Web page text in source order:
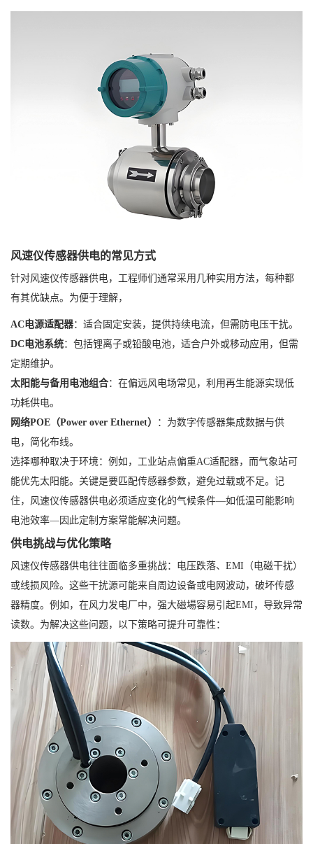
风速仪传感器供电的常见方式
针对风速仪传感器供电，工程师们通常采用几种实用方法，每种都
有其优缺点。为便于理解，
AC电源适配器：适合固定安装，提供持续电流，但需防电压干扰。
DC电池系统：包括锂离子或铅酸电池，适合户外或移动应用，但需
定期维护。
太阳能与备用电池组合：在偏远风电场常见，利用再生能源实现低
功耗供电。
网络POE（Power over Ethernet）
：为数字传感器集成数据与供
电，简化布线。
选择哪种取决于环境：例如，工业站点偏重AC适配器，而气象站可
能优先太阳能。关键是要匹配传感器参数，避免过载或不足。记
住，风速仪传感器供电必须适应变化的气候条件—如低温可能影响
电池效率—因此定制方案常能解决问题。
供电挑战与优化策略
风速仪传感器供电往往面临多重挑战：电压跌落、EMI（电磁干扰）
或线损风险。这些干扰源可能来自周边设备或电网波动，破坏传感
器精度。例如，在风力发电厂中，强大磁場容易引起EMI，导致异常
读数。为解决这些问题，以下策略可提升可靠性：